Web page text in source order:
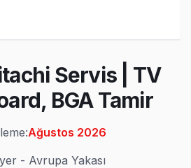
2026
Servis | TV
BGA Tamir
Ağustos 2026
- Avrupa Yakası